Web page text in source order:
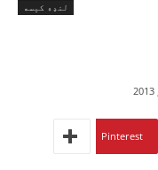
لنډه کیسه
Pinterest